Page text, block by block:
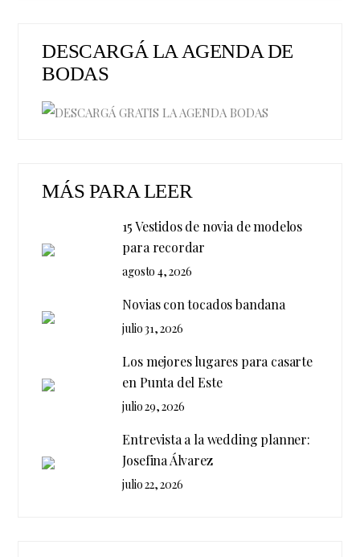
DESCARGÁ LA AGENDA DE
BODAS
MÁS PARA LEER
15 Vestidos de novia de modelos
para recordar
agosto 4, 2026
Novias con tocados bandana
julio 31, 2026
Los mejores lugares para casarte
en Punta del Este
julio 29, 2026
Entrevista a la wedding planner:
Josefina Álvarez
julio 22, 2026